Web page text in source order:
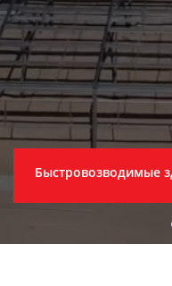
Быстровозводимые
Быстровозводимые